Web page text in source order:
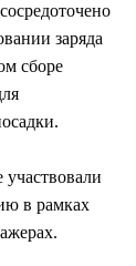
заряда
сборе
в рамках